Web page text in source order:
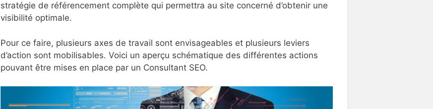
stratégie de référencement complète qui permettra au site concerné d’obtenir une
visibilité optimale.
Pour ce faire, plusieurs axes de travail sont envisageables et plusieurs leviers
d’action sont mobilisables. Voici un aperçu schématique des différentes actions
pouvant être mises en place par un Consultant SEO.